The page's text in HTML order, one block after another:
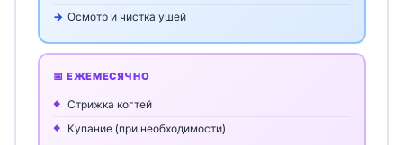
Осмотр и чистка ушей
📅 ЕЖЕМЕСЯЧНО
Стрижка когтей
Купание (при необходимости)